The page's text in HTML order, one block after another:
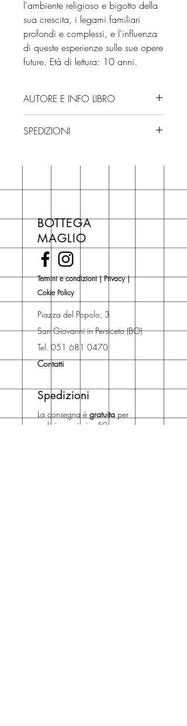
l'ambiente religioso e bigotto della
sua crescita, i legami familiari
profondi e complessi, e l'influenza
di queste esperienze sulle sue opere
future. Età di lettura: 10 anni.
AUTORE E INFO LIBRO
Editore: Salani
Edizione: 2025
Età di lettura: da 10 anni
SPEDIZIONI
3/4 giorni, secondo disponibilità
di copertina, escluse le ultime
novità Maglio Editore (vedi etichetta
Novità).
Una volta nel carrello puoi decidere
se acquistare sul sito con
spedizione con corriere o se
risparmiare sulle spese di
spedizione e ritirare il libro presso
Libreria degli Orsi, Piazza del
Popolo 3, 40017
San Giovanni in Persiceto (BO).
BOTTEGA
MAGLIO
Termini e condizioni|Privacy|
Cokie Policy
Piazza del Popolo, 3
San Giovanni in Persiceto (BO)
Tel. 051 681 0470
Contatti
Spedizioni
La consegna è gratuita per
ordini superiori a 50 euro.